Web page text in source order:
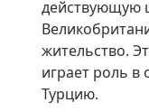
действующую
жительство.
играет роль в
Турцию.